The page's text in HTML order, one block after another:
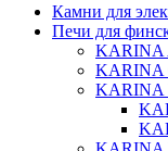
Камни для
Печи для
KARINA
KARINA
KARINA